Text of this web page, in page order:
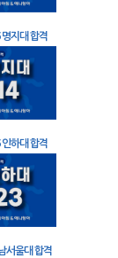
지대 합격
하대 합격
서울대 합격